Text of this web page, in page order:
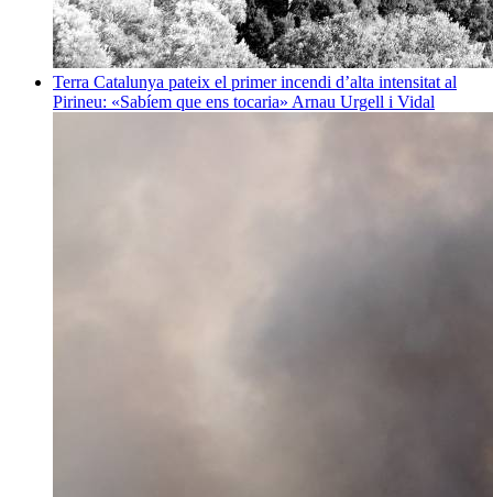
Terra Catalunya pateix el primer incendi d’alta intensitat al
Pirineu: «Sabíem que ens tocaria» Arnau Urgell i Vidal